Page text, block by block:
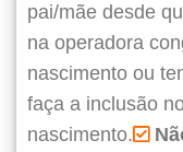
pai/mãe desde
na operadora
nascimento ou
faça a inclusão
nascimento.